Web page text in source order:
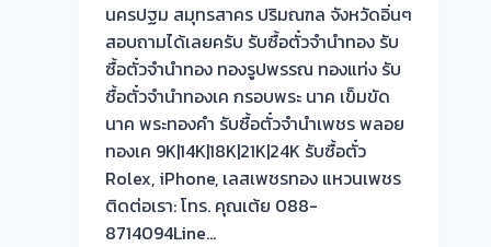
ซื้อ
ทอง
นาค
เสนา
พหลโยธิน
กรุงเทพ
นครปฐม สมุทรสาคร ปริมณฑล จังหวัดอิ่นๆ
สอบถามได้เลยครับ รับซื้อตั๋วจำนำทอง รับ
ซื้อตั๋วจำนำทอง ทองรูปพรรณ ทองแท่ง รับ
ซื้อตั๋วจำนำทองเค กรอบพระ นาค เข็มขัด
นาค พระทองคำ รับซื้อตั๋วจำนำเพชร พลอย
ทองเค 9K|14K|18K|21K|24K รับซื้อตั๋ว
Rolex, iPhone, เลสเพชรทอง แหวนเพชร
ติดต่อเรา: โทร. คุณเต้ย 088-
8714094Line…